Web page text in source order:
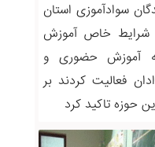
سوادآموزی استان
شرایط خاص آموزش
آموزش حضوری و
فعالیت کردند بر
حوزه تاکید کرد